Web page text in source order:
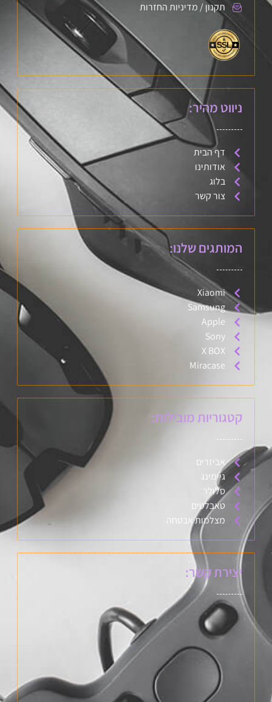
תקנון / מדיניות החזרות
ניווט מהיר:
דף הבית
אודותינו
בלוג
צור קשר
המותגים שלנו:
Xiaomi
Samsung
Apple
Sony
X BOX
Miracase
קטגוריות מובילות:
אביזרים
גיימינג
סלולר
טאבלטים
מצלמות אבטחה
יצירת קשר: